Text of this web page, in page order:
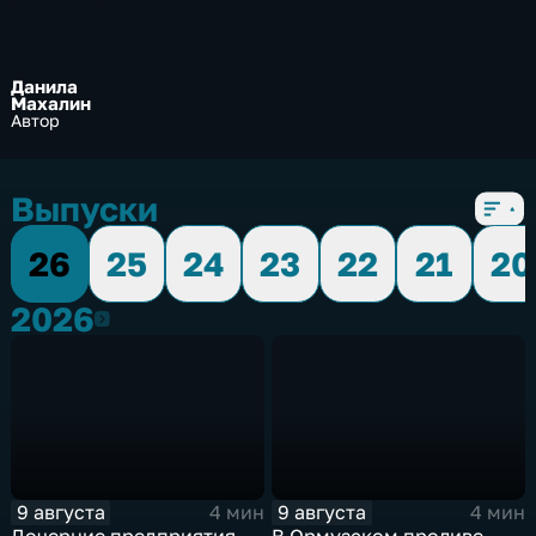
Данила
Махалин
Автор
Выпуски
26
25 24 23 22 21
20
20262026
9 августа
4 мин
9 августа
4 мин